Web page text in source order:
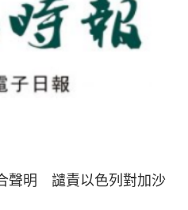
聲明 譴責以色列對加沙